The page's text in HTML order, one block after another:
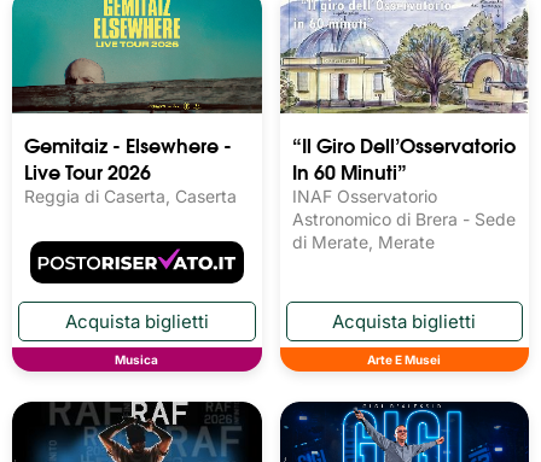
Gemitaiz - Elsewhere -
Live Tour 2026
Reggia di Caserta, Caserta
Musica
“Il Giro Dell’Osservatorio
In 60 Minuti”
INAF Osservatorio
Astronomico di Brera - Sede
di Merate, Merate
Arte E Musei